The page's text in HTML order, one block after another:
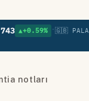
▲+0.59% •🇬🇧 PALADYUM
notları